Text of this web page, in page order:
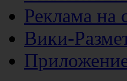
Реклама на
Вики-